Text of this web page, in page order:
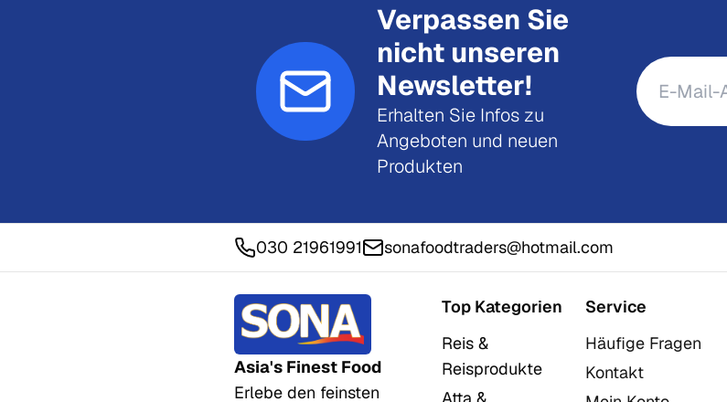
Verpassen Sie
nicht unseren
Newsletter!
Erhalten Sie Infos zu
Angeboten und neuen
Produkten
030 21961991 sonafoodtraders@hotmail.com
Asia's Finest Food
Erlebe den feinsten
Top Kategorien
Reis &
Reisprodukte
Atta &
Service
Häufige Fragen
Kontakt